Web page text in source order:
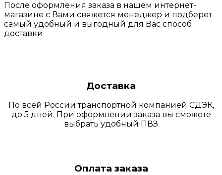
После оформления заказа в нашем интернет-
магазине с Вами свяжется менеджер и подберет
самый удобный и выгодный для Вас способ
доставки
Доставка
По всей России транспортной компанией СДЭК,
до 5 дней. При оформлении заказа вы сможете
выбрать удобный ПВЗ
Оплата заказа